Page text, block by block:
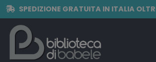
SPEDIZIONE GRATUITA IN ITALIA